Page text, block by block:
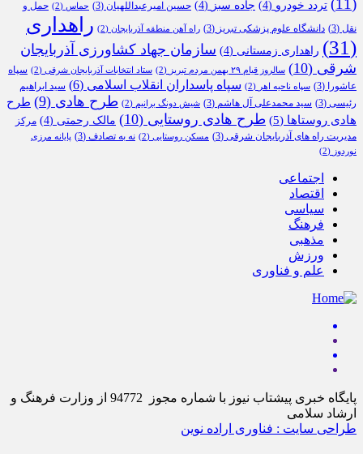
(11)
تردد خودرو (4) جاده سبز (4) حسین امیرعبداللهیان (3) حماس (2)
حمل و
نقل (3) دانشگاه علوم پزشکی تبریز (3) راه آهن منطقه آذربایجان (2)
راهداری
(31)
راهداری زمستانی (4)
سازمان جهاد کشاورزی آذربایجان
شرقی (10) سالروز قیام ۲۹ بهمن مردم تبریز (2) ستاد انتخابات آذربایجان شرقی (2)
سپاه
عاشورا
(3) سپاه ناحیه اهر (2) سپاه پاسداران انقلاب اسلامی (6)
سید ابراهیم
رئیسی (3) سید محمدعلی آل هاشم (3) شیش دونگ برانیم (2) طرح هادی (9)
طرح
هادی روستاها (5) طرح هادی روستایی (10) مالک رحمتی (4)
مرکز
مدیریت راه های آذربایجان شرقی (3) مسکن روستایی (2) نه به تصادف (3)
پایانه مرزی
نوردوز (2)
اجتماعی
اقتصاد
سیاسی
فرهنگ
مذهبی
ورزش
علم و فناوری
پایگاه خبری پیشتاب نیوز با شماره مجوز 94772 از وزارت فرهنگ و
ارشاد سلامی
طراحی سایت : فناوری اراده نوین